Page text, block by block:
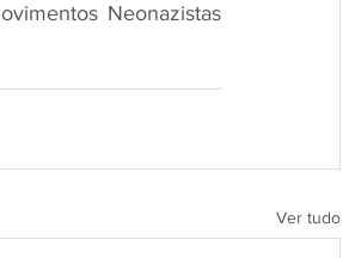
Neonazistas
Ver tudo